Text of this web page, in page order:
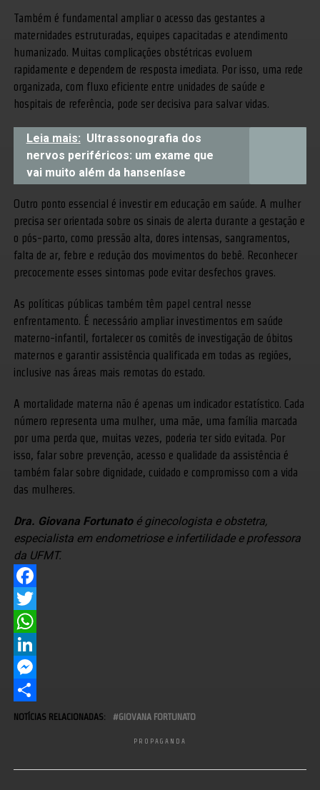
Também é fundamental ampliar o acesso das gestantes a
maternidades estruturadas, equipes capacitadas e atendimento
humanizado. Muitas complicações obstétricas evoluem
rapidamente e dependem de resposta imediata. Por isso, uma rede
organizada, com fluxo eficiente entre unidades de saúde e
hospitais de referência, pode ser decisiva para salvar vidas.
Leia mais: Ultrassonografia dos
nervos periféricos: um exame que
vai muito além da hanseníase
Outro ponto essencial é investir em educação em saúde. A mulher
precisa ser orientada sobre os sinais de alerta durante a gestação e
o pós-parto, como pressão alta, dores intensas, sangramentos,
falta de ar, febre e redução dos movimentos do bebê. Reconhecer
precocemente esses sintomas pode evitar desfechos graves.
As políticas públicas também têm papel central nesse
enfrentamento. É necessário ampliar investimentos em saúde
materno-infantil, fortalecer os comitês de investigação de óbitos
maternos e garantir assistência qualificada em todas as regiões,
inclusive nas áreas mais remotas do estado.
A mortalidade materna não é apenas um indicador estatístico. Cada
número representa uma mulher, uma mãe, uma família marcada
por uma perda que, muitas vezes, poderia ter sido evitada. Por
isso, falar sobre prevenção, acesso e qualidade da assistência é
também falar sobre dignidade, cuidado e compromisso com a vida
das mulheres.
Dra. Giovana Fortunato é ginecologista e obstetra,
especialista em endometriose e infertilidade e professora
da UFMT.
Facebook
Twitter
WhatsApp
LinkedIn
Messenger
Share
NOTÍCIAS RELACIONADAS: GIOVANA FORTUNATO
PROPAGANDA